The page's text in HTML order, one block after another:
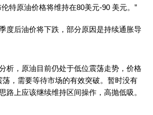
特原油价格将维持在80美元-90 美元。”
后油价将下跌，部分原因是持续通胀导
，原油目前仍处于低位震荡走势，价格
荡，需要等待市场的有效突破。暂时没有
路上应该继续维持区间操作，高抛低吸。